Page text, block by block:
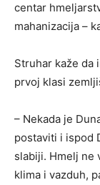
centar
mahanizacija –
Struhar kaže da
prvoj klasi
– Nekada je
postaviti i ispod
slabiji. Hmelj ne
klima i vazduh,